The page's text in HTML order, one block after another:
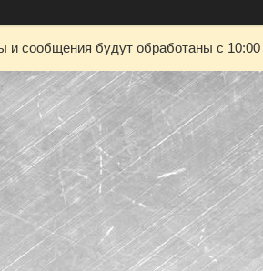
и сообщения будут обработаны с